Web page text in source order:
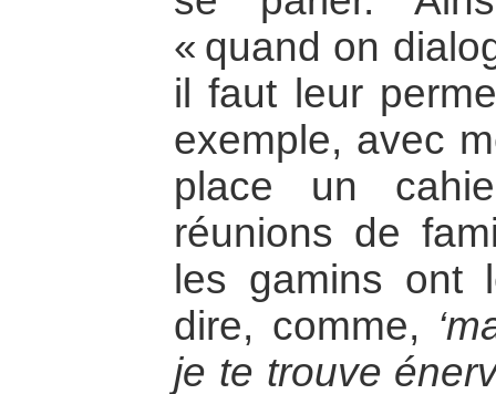
« quand on
il faut leur
exemple, avec
place un
réunions de
les gamins ont
dire, comme,
je te trouve